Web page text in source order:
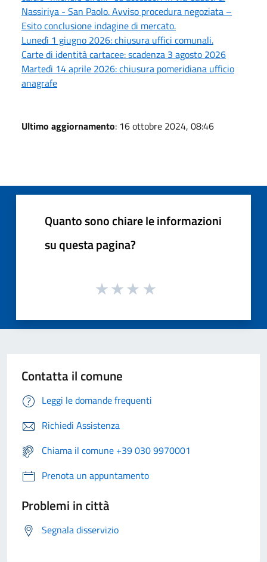
Nassiriya - San Paolo. Avviso procedura negoziata –
Esito conclusione indagine di mercato.
Lunedì 1 giugno 2026: chiusura uffici comunali.
Carte di identità cartacee: scadenza 3 agosto 2026
Martedì 14 aprile 2026: chiusura pomeridiana ufficio
anagrafe
Ultimo aggiornamento: 16 ottobre 2024, 08:46
Quanto sono chiare le informazioni
su questa pagina?
Contatta il comune
Leggi le domande frequenti
Richiedi Assistenza
Chiama il comune +39 030 9970001
Prenota un appuntamento
Problemi in città
Segnala disservizio